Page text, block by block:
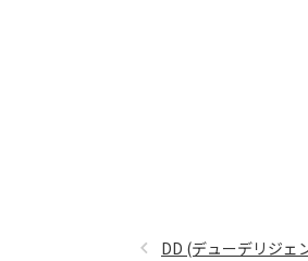
DD (デューデリジェ